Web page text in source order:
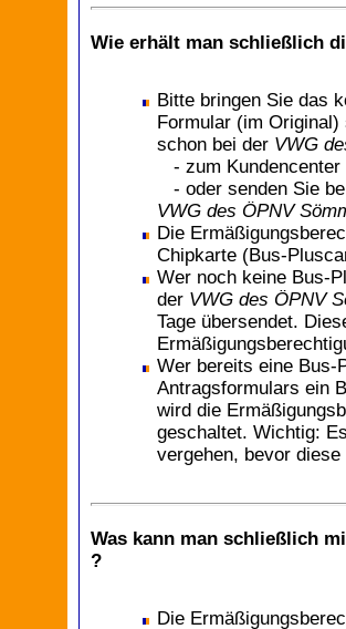
Wie erhält man schließlich
Bitte bringen Sie das
Formular (im
schon bei der VWG
- zum Kundencenter
- oder senden Sie
VWG des ÖPNV
Die
Chipkarte (Bus-
Wer noch keine Bus-
der VWG des ÖPNV
Tage übersendet.
Wer bereits eine Bus-
Antragsformulars ein
wird die
geschaltet. Wichtig:
vergehen, bevor
Was kann man schließlich
?
Die